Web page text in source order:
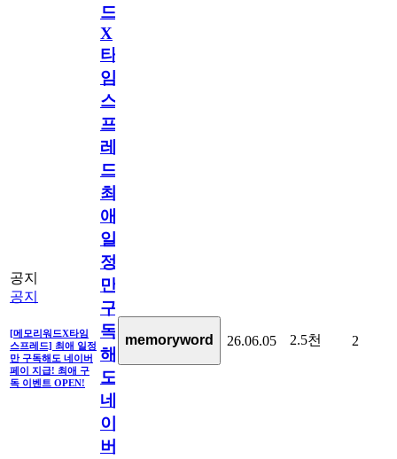
공지
공지
[메모리워드X타임
스프레드] 최애 일정
만 구독해도 네이버
페이 지급! 최애 구
독 이벤트 OPEN!
드
X
타
임
스
프
레
드]
최
애
일
정
만
구
독
해
도
네
이
버
memoryword 26.06.05 2.5천 2